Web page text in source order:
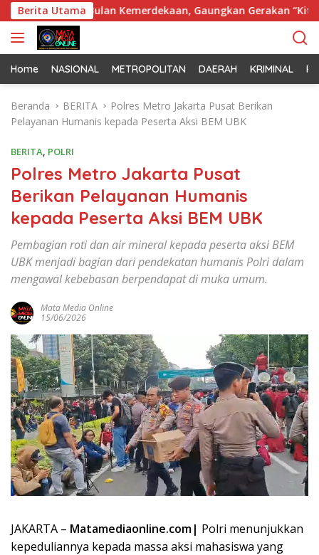
a
g
u
Berita Utama
di Bulan Kemerdekaan, Gaungkan Gerakan “Kita Saling
Home NASIONAL METROPOLITAN DAERAH KRIMINAL
Beranda BERITA
Polres Metro Jakarta Pusat Berikan
Pelayanan Humanis kepada Peserta Aksi BEM UBK
BERITA, POLRI
Polres Metro Jakarta Pusat
Berikan Pelayanan Humanis
kepada Peserta Aksi BEM UBK
Pembagian roti dan air mineral kepada peserta aksi BEM
UBK menjadi bagian dari pendekatan humanis Polri dalam
mengawal kebebasan berpendapat di muka umum.
Mata Media Online
15/06/2026
JAKARTA – Matamediaonline.com| Polri menunjukkan
kepeduliannya kepada massa aksi mahasiswa yang